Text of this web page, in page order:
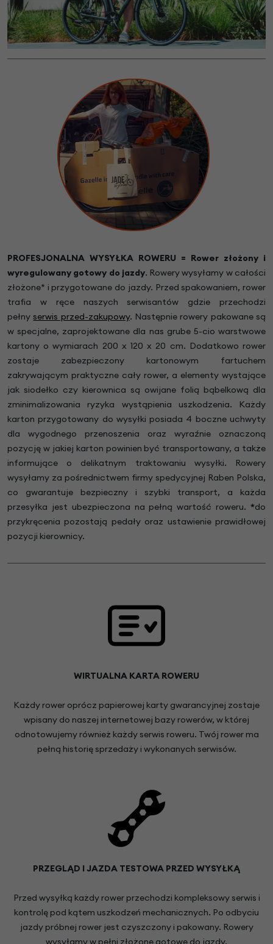
PROFESJONALNA WYSYŁKA ROWERU = Rower złożony i
wyregulowany gotowy do jazdy. Rowery wysyłamy w całości
złożone* i przygotowane do jazdy. Przed spakowaniem, rower
trafia w ręce naszych serwisantów gdzie przechodzi
pełnyserwis przed-zakupowy. Następnie rowery pakowane są
w specjalne, zaprojektowane dla nas grube 5-cio warstwowe
kartony o wymiarach 200 x 120 x 20 cm. Dodatkowo rower
zostaje zabezpieczony kartonowym fartuchem
zakrywającym praktyczne cały rower, a elementy wystające
jak siodełko czy kierownica są owijane folią bąbelkową dla
zminimalizowania ryzyka wystąpienia uszkodzenia. Każdy
karton przygotowany do wysyłki posiada 4 boczne uchwyty
dla wygodnego przenoszenia oraz wyraźnie oznaczoną
pozycję w jakiej karton powinien być transportowany, a także
informujące o delikatnym traktowaniu wysyłki. Rowery
wysyłamy za pośrednictwem firmy spedycyjnej Raben Polska,
co gwarantuje bezpieczny i szybki transport, a każda
przesyłka jest ubezpieczona na pełną wartość roweru. *do
przykręcenia pozostają pedały oraz ustawienie prawidłowej
pozycji kierownicy.
WIRTUALNA KARTA ROWERU
Każdy rower oprócz papierowej karty gwarancyjnej zostaje
wpisany do naszej internetowej bazy rowerów, w której
odnotowujemy również każdy serwis roweru. Twój rower ma
pełną historię sprzedaży i wykonanych serwisów.
PRZEGLĄD I JAZDA TESTOWA PRZED WYSYŁKĄ
Przed wysyłką każdy rower przechodzi kompleksowy serwis i
kontrolę pod kątem uszkodzeń mechanicznych. Po odbyciu
jazdy próbnej rower jest czyszczony i pakowany. Rowery
wysyłamy w pełni złożone gotowe do jazdy.